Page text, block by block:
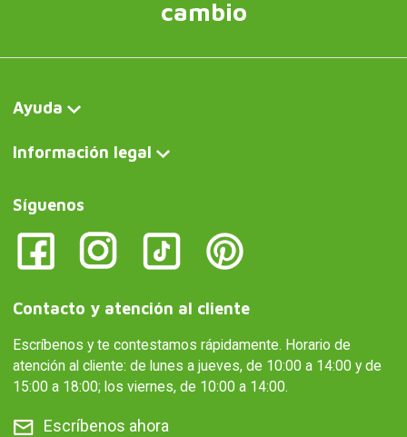
cambio
Ayuda
Información legal
Síguenos
Contacto y atención al cliente
Escríbenos y te contestamos rápidamente. Horario de
atención al cliente: de lunes a jueves, de 10:00 a 14:00 y de
15:00 a 18:00; los viernes, de 10:00 a 14:00.
Escríbenos ahora